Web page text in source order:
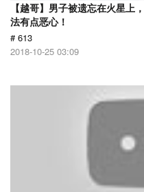
【越哥】男子被遗忘在火星上
法有点恶心！
# 613
2018-10-25 03:09